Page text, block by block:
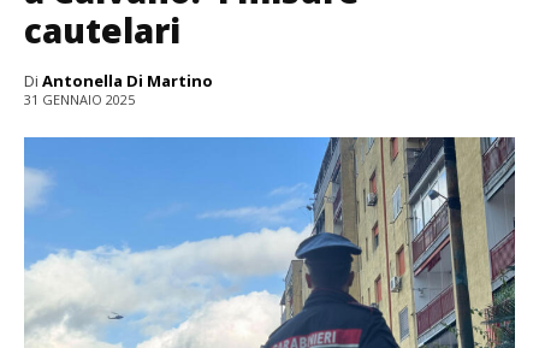
cautelari
Di Antonella Di Martino
31 GENNAIO 2025